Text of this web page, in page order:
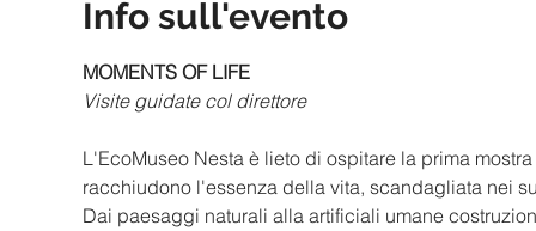
Info sull'evento
MOMENTS OF LIFE
Visite guidate col direttore
L'EcoMuseo Nesta è lieto di ospitare la prima
racchiudono l'essenza della vita, scandagliata nei
Dai paesaggi naturali alla artificiali umane